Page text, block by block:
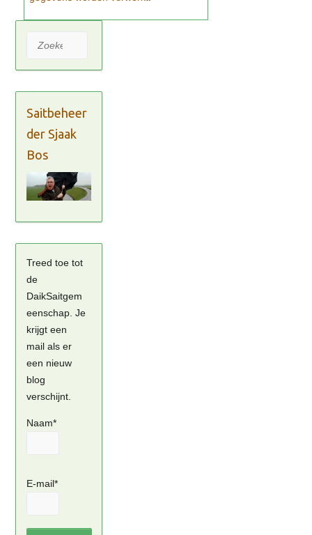
Zoeken
Saitbeheer
der Sjaak
Bos
Treed toe tot
de
DaikSaitgem
eenschap. Je
krijgt een
mail als er
een nieuw
blog
verschijnt.
Naam*
E-mail*